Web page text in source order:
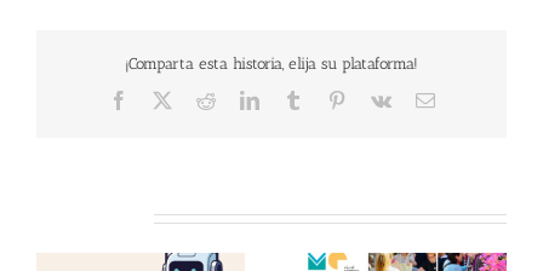
¡Comparta esta historia, elija su plataforma!
Facebook RedditLinkedInTumblr Pinterest
Vk Email